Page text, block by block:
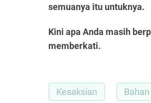
semuanya itu untuknya.
Kini apa Anda masih
memberkati.
Kesaksian